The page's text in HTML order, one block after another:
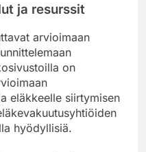
ja resurssit
arvioimaan
on
eläkkeelle siirtymisen
hyödyllisiä.